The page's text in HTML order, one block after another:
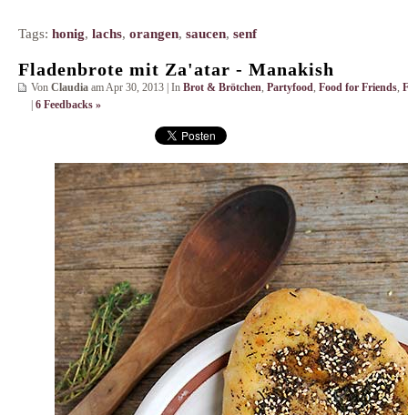
Tags: honig, lachs, orangen, saucen, senf
Fladenbrote mit Za'atar - Manakish
Von Claudia am Apr 30, 2013 | In Brot & Brötchen, Partyfood, Food for Friends,
| 6 Feedbacks »